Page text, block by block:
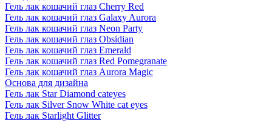
Гель лак кошачий глаз Cherry Red
Гель лак кошачий глаз Galaxy Aurora
Гель лак кошачий глаз Neon Party
Гель лак кошачий глаз Obsidian
Гель лак кошачий глаз Emerald
Гель лак кошачий глаз Red Pomegranate
Гель лак кошачий глаз Aurora Magic
Основа для дизайна
Гель лак Star Diamond cateyes
Гель лак Silver Snow White cat eyes
Гель лак Starlight Glitter